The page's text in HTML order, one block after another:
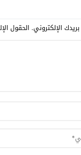
الإلكتروني. الحقول